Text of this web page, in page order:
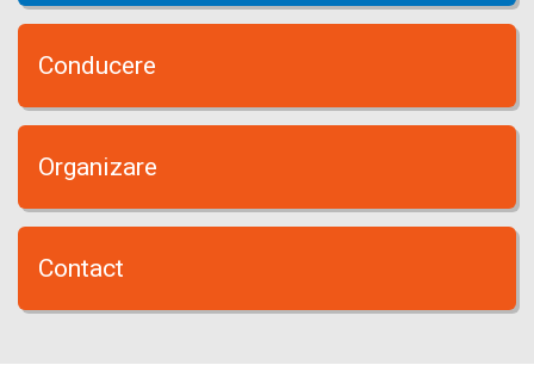
Conducere
Organizare
Contact